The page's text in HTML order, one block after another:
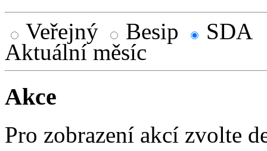
Veřejný Besip
SDA
Aktuální měsíc
Akce
Pro zobrazení akcí zvolte